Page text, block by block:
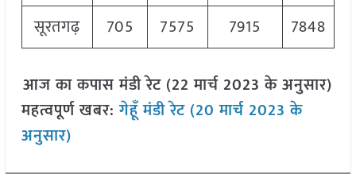
सूरतगढ़
705 7575 7915 7848
आज का कपास मंडी रेट (22 मार्च 2023 के अनुसार)
महत्वपूर्ण खबर: गेहूँ मंडी रेट (20 मार्च 2023 के
अनुसार)